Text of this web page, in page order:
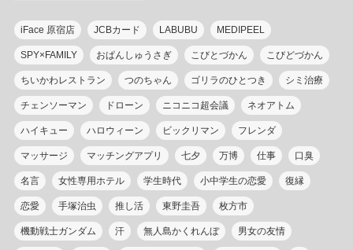
iFace 原宿店 JCBカード LABUBU MEDIPEEL
SPY×FAMILY おぱんしゅうさぎ こびとづかん こびどづかん
ちいかわレストラン つのちゃん ゴリラのひとつき シミ治療
チェンソーマン ドローン ニコニコ超会議 ネオアトム
ハイキュー ハロウィーン ビックリマン フレンダ
マッサージ マッチングアプリ 七夕 万博 仕事 口臭
名言 女性専用ホテル 学生時代 小中学生の恋愛 復縁
恋愛 手塚治虫 推し活 東野圭吾 枚方市
機動戦士ガンダム 汗 無人島かくれんぼ 男女の友情